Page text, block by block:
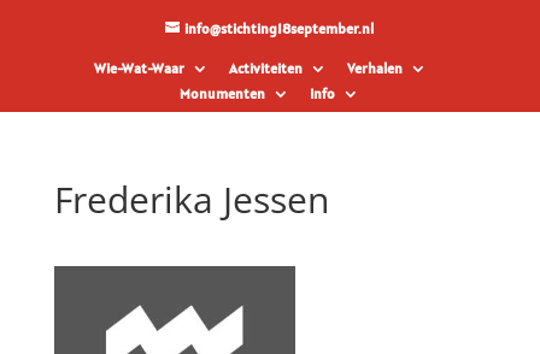
info@stichting18september.nl
Wie-Wat-Waar Activiteiten
Verhalen
Monumenten
Info
Frederika Jessen